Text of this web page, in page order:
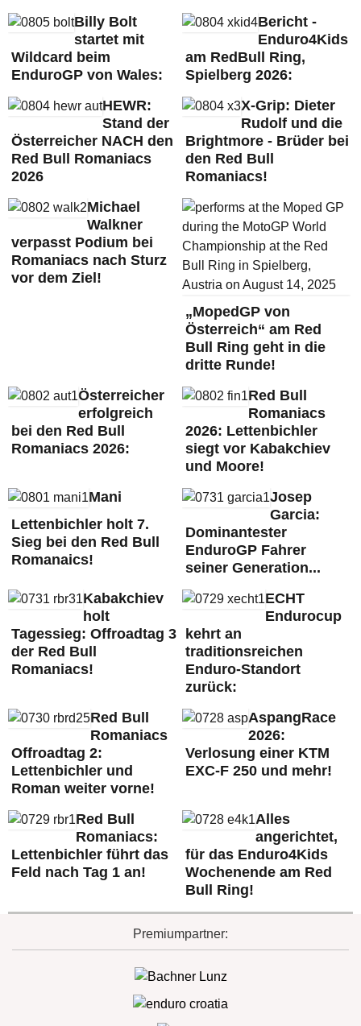
Billy Bolt
startet mit
Wildcard beim
EnduroGP von Wales:
Bericht -
Enduro4Kids
am RedBull Ring,
Spielberg 2026:
HEWR:
Stand der
Österreicher NACH den
Red Bull Romaniacs
2026
X-Grip: Dieter
Rudolf und die
Brightmore - Brüder bei
den Red Bull
Romaniacs!
Michael
Walkner
verpasst Podium bei
Romaniacs nach Sturz
vor dem Ziel!
„MopedGP von
Österreich“ am Red
Bull Ring geht in die
dritte Runde!
Österreicher
erfolgreich
bei den Red Bull
Romaniacs 2026:
Red Bull
Romaniacs
2026: Lettenbichler
siegt vor Kabakchiev
und Moore!
Mani
Lettenbichler holt 7.
Sieg bei den Red Bull
Romanaics!
Josep
Garcia:
Dominantester
EnduroGP Fahrer
seiner Generation...
Kabakchiev
holt
Tagessieg: Offroadtag 3
der Red Bull
Romaniacs!
ECHT
Endurocup
kehrt an
traditionsreichen
Enduro-Standort
zurück:
Red Bull
Romaniacs
Offroadtag 2:
Lettenbichler und
Roman weiter vorne!
AspangRace
2026:
Verlosung einer KTM
EXC-F 250 und mehr!
Red Bull
Romaniacs:
Lettenbichler führt das
Feld nach Tag 1 an!
Alles
angerichtet,
für das Enduro4Kids
Wochenende am Red
Bull Ring!
Premiumpartner: